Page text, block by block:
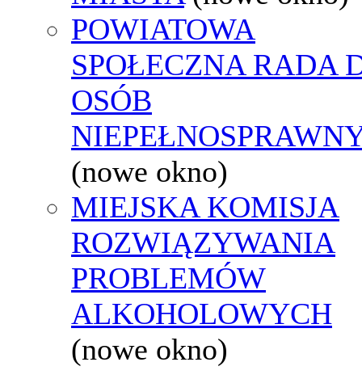
POWIATOWA
SPOŁECZNA RADA
OSÓB
(nowe okno)
MIEJSKA KOMISJA
ROZWIĄZYWANIA
PROBLEMÓW
ALKOHOLOWYCH
(nowe okno)